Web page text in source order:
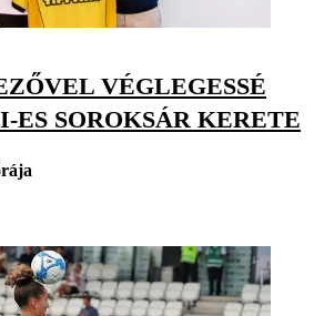
VÉGLEGESSÉ
ES SOROKSÁR KERETE